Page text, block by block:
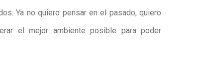
Ya no quiero pensar en el pasado, quiero
el mejor ambiente posible para poder